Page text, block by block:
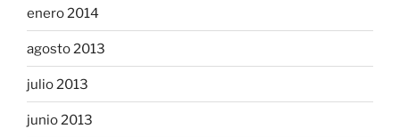
enero 2014
agosto 2013
julio 2013
junio 2013